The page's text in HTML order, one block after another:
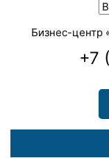
Бизнес-центр
+7